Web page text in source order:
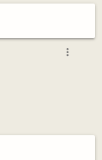
more_vert